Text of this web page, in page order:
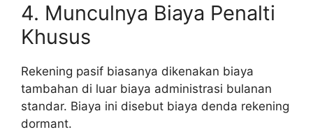
4. Munculnya Biaya Penalti
Khusus
Rekening pasif biasanya dikenakan biaya
tambahan di luar biaya administrasi bulanan
standar. Biaya ini disebut biaya denda rekening
dormant.